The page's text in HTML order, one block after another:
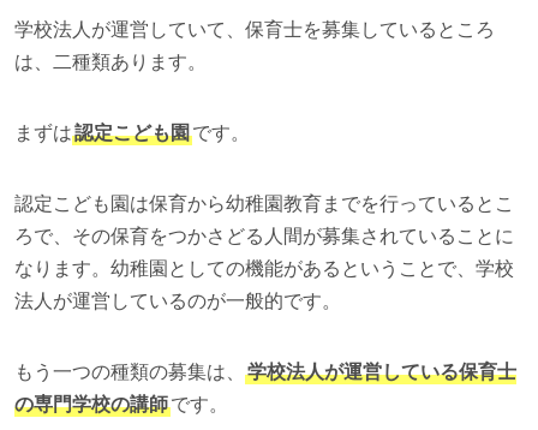
学校法人が運営していて、保育士を募集しているところ
は、二種類あります。
まずは認定こども園です。
認定こども園は保育から幼稚園教育までを行っているとこ
ろで、その保育をつかさどる人間が募集されていることに
なります。幼稚園としての機能があるということで、学校
法人が運営しているのが一般的です。
もう一つの種類の募集は、
学校法人が運営している保育士
の専門学校の講師です。